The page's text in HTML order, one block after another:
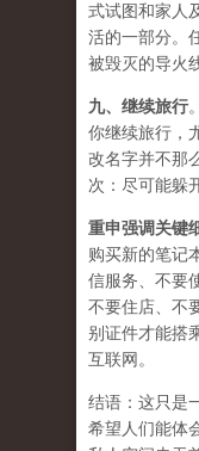
式试图和家人
活的一部分。
被毁灭的导火
九、 继续旅行
你继续旅行，
改名字并不那
次：尽可能躲
重申强调关键
购买新的笔记
信服务、不要
不要住店、不
别证件才能搭
互联网。
结语：这只是
希望人们能体